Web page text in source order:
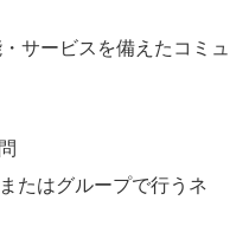
サービスを備えたコミュ
たはグループで行うネ